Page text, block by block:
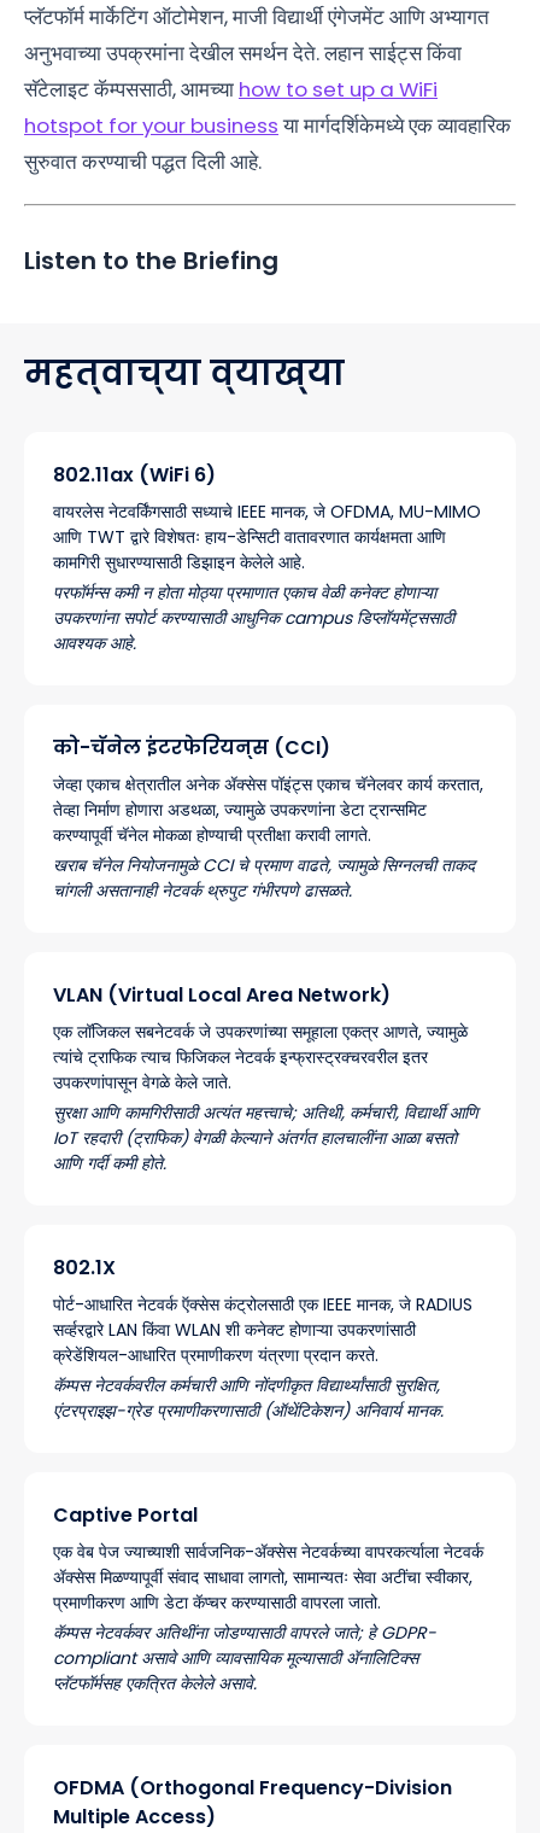
प्लॅटफॉर्म मार्केटिंग ऑटोमेशन, माजी विद्यार्थी एंगेजमेंट आणि अभ्यागत
अनुभवाच्या उपक्रमांना देखील समर्थन देते. लहान साईट्स किंवा
सॅटेलाइट कॅम्पससाठी, आमच्या how to set up a WiFi
hotspot for your businessया मार्गदर्शिकेमध्ये एक व्यावहारिक
सुरुवात करण्याची पद्धत दिली आहे.
Listen to the Briefing
महत्वाच्या व्याख्या
802.11ax (WiFi 6)
वायरलेस नेटवर्किंगसाठी सध्याचे IEEE मानक, जे OFDMA, MU-MIMO
आणि TWT द्वारे विशेषतः हाय-डेन्सिटी वातावरणात कार्यक्षमता आणि
कामगिरी सुधारण्यासाठी डिझाइन केलेले आहे.
परफॉर्मन्स कमी न होता मोठ्या प्रमाणात एकाच वेळी कनेक्ट होणाऱ्या
उपकरणांना सपोर्ट करण्यासाठी आधुनिक campus डिप्लॉयमेंट्ससाठी
आवश्यक आहे.
को-चॅनेल इंटरफेरियन्स (CCI)
जेव्हा एकाच क्षेत्रातील अनेक ॲक्सेस पॉइंट्स एकाच चॅनेलवर कार्य करतात,
तेव्हा निर्माण होणारा अडथळा, ज्यामुळे उपकरणांना डेटा ट्रान्समिट
करण्यापूर्वी चॅनेल मोकळा होण्याची प्रतीक्षा करावी लागते.
खराब चॅनेल नियोजनामुळे CCI चे प्रमाण वाढते, ज्यामुळे सिग्नलची ताकद
चांगली असतानाही नेटवर्क थ्रुपुट गंभीरपणे ढासळते.
VLAN (Virtual Local Area Network)
एक लॉजिकल सबनेटवर्क जे उपकरणांच्या समूहाला एकत्र आणते, ज्यामुळे
त्यांचे ट्राफिक त्याच फिजिकल नेटवर्क इन्फ्रास्ट्रक्चरवरील इतर
उपकरणांपासून वेगळे केले जाते.
सुरक्षा आणि कामगिरीसाठी अत्यंत महत्त्वाचे; अतिथी, कर्मचारी, विद्यार्थी आणि
IoT रहदारी (ट्राफिक) वेगळी केल्याने अंतर्गत हालचालींना आळा बसतो
आणि गर्दी कमी होते.
802.1X
पोर्ट-आधारित नेटवर्क ऍक्सेस कंट्रोलसाठी एक IEEE मानक, जे RADIUS
सर्व्हरद्वारे LAN किंवा WLAN शी कनेक्ट होणाऱ्या उपकरणांसाठी
क्रेडेंशियल-आधारित प्रमाणीकरण यंत्रणा प्रदान करते.
कॅम्पस नेटवर्कवरील कर्मचारी आणि नोंदणीकृत विद्यार्थ्यांसाठी सुरक्षित,
एंटरप्राइझ-ग्रेड प्रमाणीकरणासाठी (ऑथेंटिकेशन) अनिवार्य मानक.
Captive Portal
एक वेब पेज ज्याच्याशी सार्वजनिक-ॲक्सेस नेटवर्कच्या वापरकर्त्याला नेटवर्क
ॲक्सेस मिळण्यापूर्वी संवाद साधावा लागतो, सामान्यतः सेवा अटींचा स्वीकार,
प्रमाणीकरण आणि डेटा कॅप्चर करण्यासाठी वापरला जातो.
कॅम्पस नेटवर्कवर अतिथींना जोडण्यासाठी वापरले जाते; हे GDPR-
compliant असावे आणि व्यावसायिक मूल्यासाठी ॲनालिटिक्स
प्लॅटफॉर्मसह एकत्रित केलेले असावे.
OFDMA (Orthogonal Frequency-Division
Multiple Access)